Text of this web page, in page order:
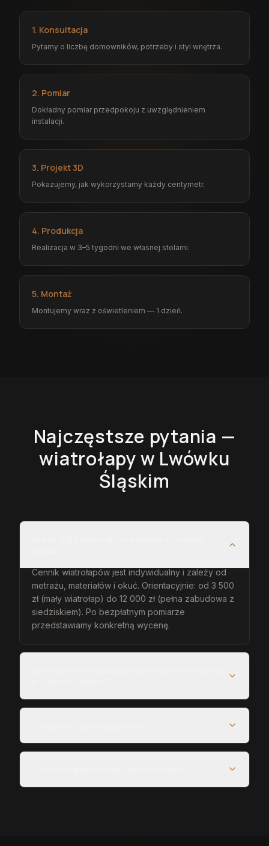
1. Konsultacja
Pytamy o liczbę domowników, potrzeby i styl wnętrza.
2. Pomiar
Dokładny pomiar przedpokoju z uwzględnieniem
instalacji.
3. Projekt 3D
Pokazujemy, jak wykorzystamy każdy centymetr.
4. Produkcja
Realizacja w 3–5 tygodni we własnej stolarni.
5. Montaż
Montujemy wraz z oświetleniem — 1 dzień.
Najczęstsze pytania —
wiatrołapyw Lwówku
Śląskim
Cennik wiatrołapów jest indywidualny i zależy od
metrażu, materiałów i okuć. Orientacyjnie: od 3 500
zł (mały wiatrołap) do 12 000 zł (pełna zabudowa z
siedziskiem). Po bezpłatnym pomiarze
przedstawiamy konkretną wycenę.